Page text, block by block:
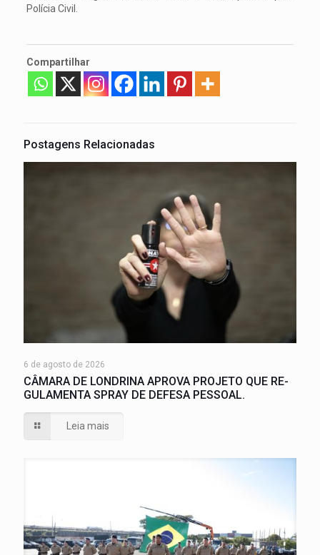
Polícia Civil.
Compartilhar
Postagens Relacionadas
6 de agosto de 2026
CÂMARA DE LONDRINA APROVA PROJETO QUE RE-
GULAMENTA SPRAY DE DEFESA PESSOAL.
Leia mais